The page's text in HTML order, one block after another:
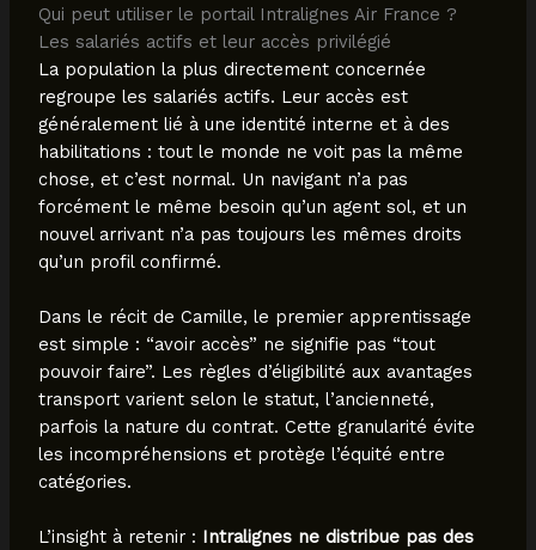
Qui peut utiliser le portail Intralignes Air France ?
Les salariés actifs et leur accès privilégié
La population la plus directement concernée
regroupe les salariés actifs. Leur accès est
généralement lié à une identité interne et à des
habilitations : tout le monde ne voit pas la même
chose, et c’est normal. Un navigant n’a pas
forcément le même besoin qu’un agent sol, et un
nouvel arrivant n’a pas toujours les mêmes droits
qu’un profil confirmé.
Dans le récit de Camille, le premier apprentissage
est simple : “avoir accès” ne signifie pas “tout
pouvoir faire”. Les règles d’éligibilité aux avantages
transport varient selon le statut, l’ancienneté,
parfois la nature du contrat. Cette granularité évite
les incompréhensions et protège l’équité entre
catégories.
L’insight à retenir : Intralignes ne distribue pas des